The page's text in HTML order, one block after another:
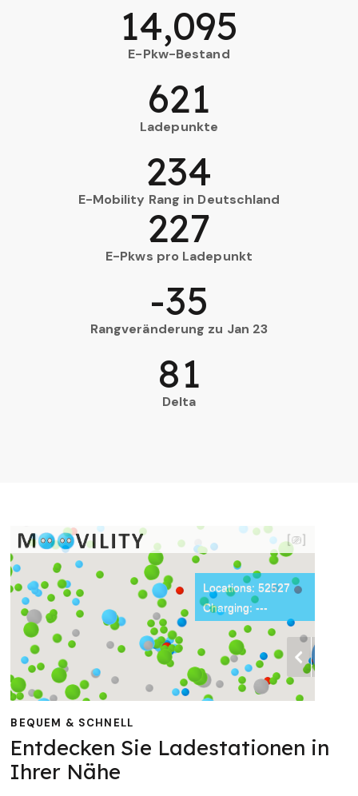
E-Pkw-Bestand
14,095
Ladepunkte
621
E-Mobility Rang in Deutschland
234
E-Pkws pro Ladepunkt
227
Rangveränderung zu Jan 23
-35
Delta
81
BEQUEM & SCHNELL
Entdecken Sie Ladestationen in
Ihrer Nähe